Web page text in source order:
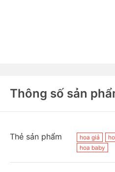
Thông số sản
Thẻ sản phẩm hoa giả
hoa baby